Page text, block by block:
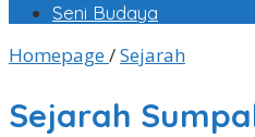
Seni Budaya
Homepage/SejarahSejarah
Sejarah